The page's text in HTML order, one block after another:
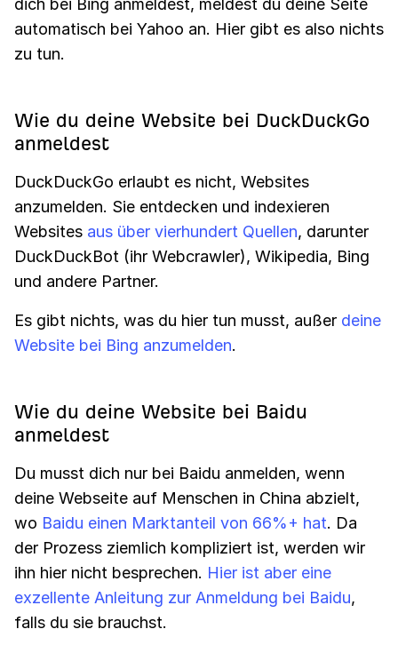
dich bei Bing anmeldest, meldest du deine Seite
automatisch bei Yahoo an. Hier gibt es also nichts
zu tun.
Wie du deine Website bei DuckDuckGo
anmeldest
DuckDuckGo erlaubt es nicht, Websites
anzumelden. Sie entdecken und indexieren
Websites aus über vierhundert Quellen, darunter
DuckDuckBot (ihr Webcrawler), Wikipedia, Bing
und andere Partner.
Es gibt nichts, was du hier tun musst, außer deine
Website bei Bing anzumelden.
Wie du deine Website bei Baidu
anmeldest
Du musst dich nur bei Baidu anmelden, wenn
deine Webseite auf Menschen in China abzielt,
wo Baidu einen Marktanteil von 66%+ hat. Da
der Prozess ziemlich kompliziert ist, werden wir
ihn hier nicht besprechen. Hier ist aber eine
exzellente Anleitung zur Anmeldung bei Baidu,
falls du sie brauchst.